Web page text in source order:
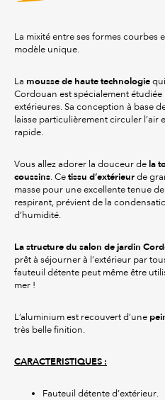
La mixité entre ses formes courbes
modèle unique.
La mousse de haute technologie
Cordouan est spécialement
extérieures. Sa conception à base
laisse particulièrement circuler l’air
rapide.
Vous allez adorer la douceur de la
coussins. Ce tissu d’extérieur de
masse pour une excellente tenue
respirant, prévient de la
d’humidité.
La structure du salon de jardin
prêt à séjourner à l’extérieur par
fauteuil détente peut même être
mer !
L’aluminium est recouvert d’une
très belle finition.
CARACTERISTIQUES :
Fauteuil détente d’extérieur.